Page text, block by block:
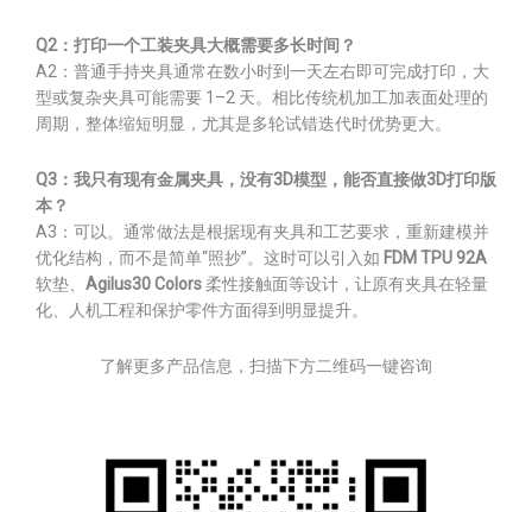
Q2：打印一个工装夹具大概需要多长时间？
A2：普通手持夹具通常在数小时到一天左右即可完成打印，大
型或复杂夹具可能需要 1–2 天。相比传统机加工加表面处理的
周期，整体缩短明显，尤其是多轮试错迭代时优势更大。
Q3：我只有现有金属夹具，没有3D模型，能否直接做3D打印版
本？
A3：可以。通常做法是根据现有夹具和工艺要求，重新建模并
优化结构，而不是简单“照抄”。这时可以引入如 FDM TPU 92A
软垫、 Agilus30 Colors柔性接触面等设计，让原有夹具在轻量
化、人机工程和保护零件方面得到明显提升。
了解更多产品信息，扫描下方二维码一键咨询